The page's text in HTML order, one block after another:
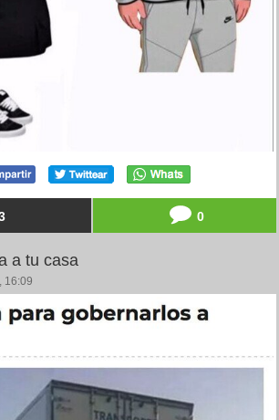
0
a tu casa
16:09